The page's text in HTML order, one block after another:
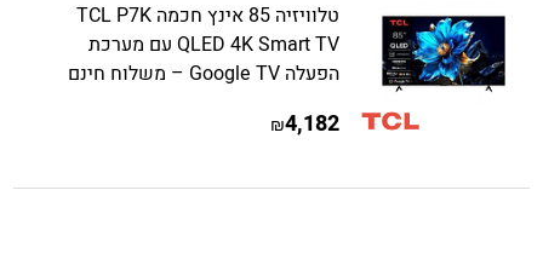
טלוויזיה 85 אינץ חכמה TCL P7K
QLED 4K Smart TV עם מערכת
הפעלה Google TV – משלוח חינם
4,182
₪